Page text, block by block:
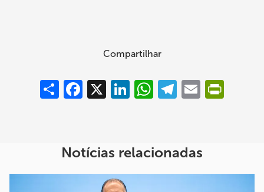
Compartilhar
Compartilhar
Facebook
X LinkedInWhatsAppTelegram
Email
Notícias relacionadas